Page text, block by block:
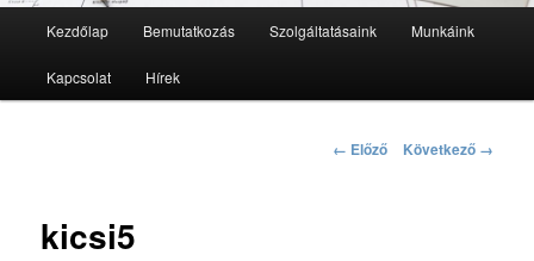
Tovább
az
Kezdőlap Bemutatkozás Szolgáltatásaink Munkáink
Kapcsolat Hírek
Kép
← Előző Következő →
kicsi5